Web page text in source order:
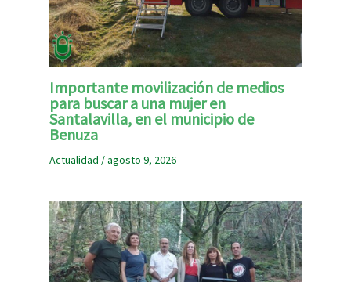
Importante movilización de medios
para buscar a una mujer en
Santalavilla, en el municipio de
Benuza
Actualidad /agosto 9, 2026